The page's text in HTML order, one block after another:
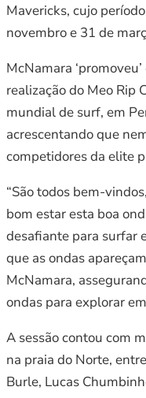
Mavericks, cujo
novembro e 31 de
McNamara
realização do Meo Rip
mundial de surf, em
acrescentando que
competidores da elite
“São todos bem-
bom estar esta boa
desafiante para surfar
que as ondas
McNamara,
ondas para explorar
A sessão contou com
na praia do Norte,
Burle, Lucas